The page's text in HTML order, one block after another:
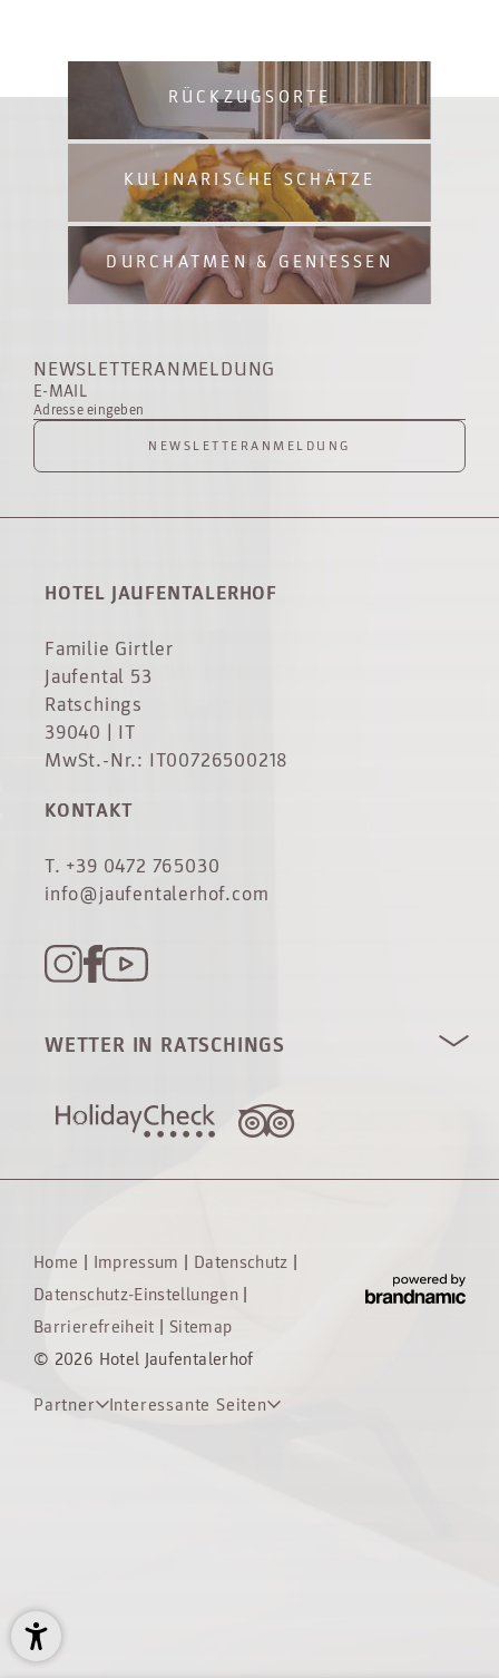
RÜCKZUGSORTE
KULINARISCHE SCHÄTZE
DURCHATMEN & GENIESSEN
NEWSLETTERANMELDUNG
E-MAIL
Adresse eingeben
NEWSLETTERANMELDUNG
HOTEL JAUFENTALERHOF
Familie Girtler
Jaufental 53
Ratschings
39040 | IT
MwSt.-Nr.: IT00726500218
KONTAKT
T. +39 0472 765030
info@jaufentalerhof.com
WETTER IN RATSCHINGS
Home | Impressum | Datenschutz |
Datenschutz-Einstellungen |
Barrierefreiheit | Sitemap
© 2026 Hotel Jaufentalerhof
Partner Interessante Seiten